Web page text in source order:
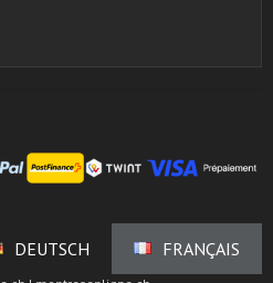
DEUTSCH FRANÇAIS